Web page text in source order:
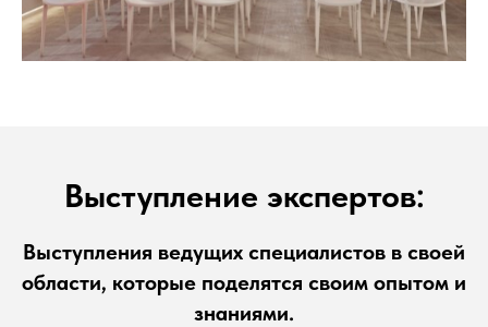
Выступление экспертов:
Выступления ведущих специалистов в своей
области, которые поделятся своим опытом и
знаниями.